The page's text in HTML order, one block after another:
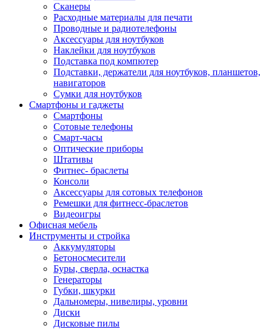
Сканеры
Расходные материалы для печати
Проводные и радиотелефоны
Аксессуары для ноутбуков
Наклейки для ноутбуков
Подставка под компютер
Подставки, держатели для ноутбуков, планшетов,
навигаторов
Сумки для ноутбуков
Смартфоны и гаджеты
Смартфоны
Сотовые телефоны
Смарт-часы
Оптические приборы
Штативы
Фитнес- браслеты
Консоли
Аксессуары для сотовых телефонов
Ремешки для фитнесс-браслетов
Видеоигры
Офисная мебель
Инструменты и стройка
Аккумуляторы
Бетоносмесители
Буры, сверла, оснастка
Генераторы
Губки, шкурки
Дальномеры, нивелиры, уровни
Диски
Дисковые пилы